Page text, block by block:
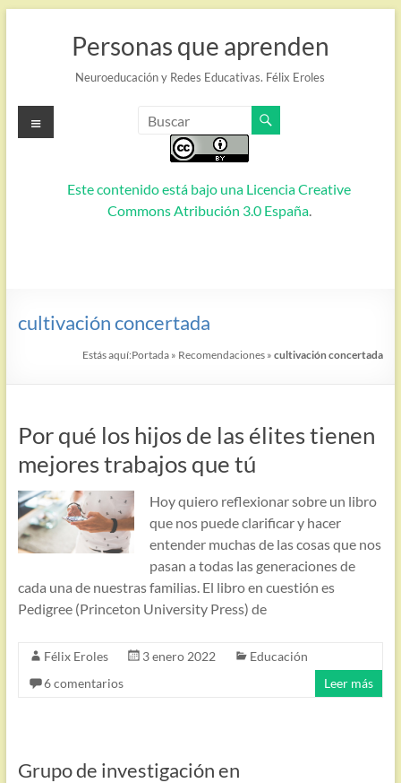
Personas que aprenden
Neuroeducación y Redes Educativas. Félix Eroles
Este contenido está bajo una Licencia Creative
Commons Atribución 3.0 España.
Menú
cultivación concertada
Estás aquí:Portada » Recomendaciones »cultivación concertada
Por qué los hijos de las élites tienen
mejores trabajos que tú
Hoy quiero reflexionar sobre un libro
que nos puede clarificar y hacer
entender muchas de las cosas que nos
pasan a todas las generaciones de
cada una de nuestras familias. El libro en cuestión es
Pedigree (Princeton University Press) de
Félix Eroles 3 enero 2022
Educación
6 comentarios
Leer más
Grupo de investigación en